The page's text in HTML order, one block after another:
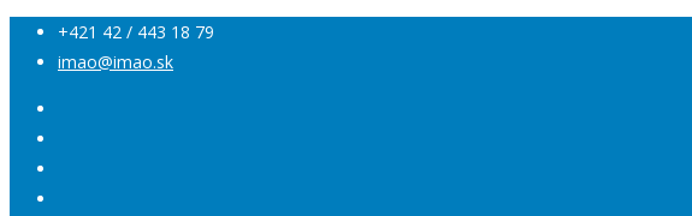
+421 42 / 443 18 79
imao@imao.sk